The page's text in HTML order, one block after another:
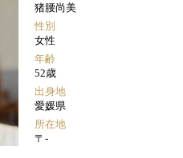
猪腰尚美
性別
女性
年齢
52歳
出身地
愛媛県
所在地
〒-